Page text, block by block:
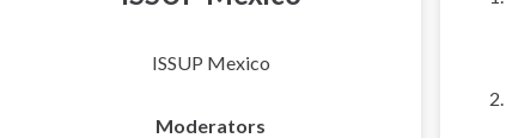
ISSUP Mexico
Moderators